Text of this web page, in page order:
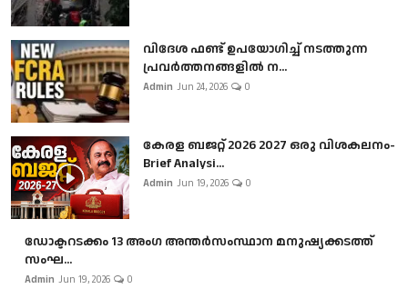
വിദേശ ഫണ്ട് ഉപയോഗിച്ച് നടത്തുന്ന
പ്രവർത്തനങ്ങളിൽ ന...
Admin Jun 24, 2026 0
കേരള ബജറ്റ് 2026 2027 ഒരു വിശകലനം-
Brief Analysi...
Admin Jun 19, 2026 0
ഡോക്ടറടക്കം 13 അംഗ അന്തർസംസ്ഥാന മനുഷ്യക്കടത്ത്
സംഘ...
Admin Jun 19, 2026 0